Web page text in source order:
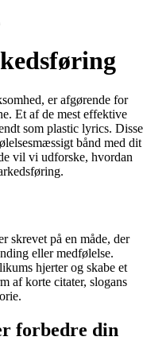
er afgørende for
Et af de mest effektive
som plastic lyrics. Disse
bånd med dit
vil vi udforske, hvordan
skrevet på en måde, der
eller medfølelse.
hjerter og skabe et
af korte citater, slogans
forbedre din